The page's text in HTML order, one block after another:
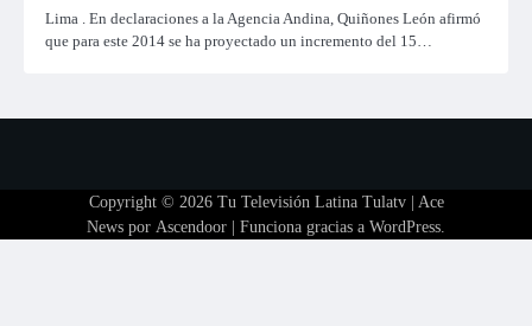
Lima . En declaraciones a la Agencia Andina, Quiñones León afirmó
que para este 2014 se ha proyectado un incremento del 15…
Copyright © 2026 Tu Televisión Latina Tulatv| Ace
News por Ascendoor | Funciona gracias a WordPress.